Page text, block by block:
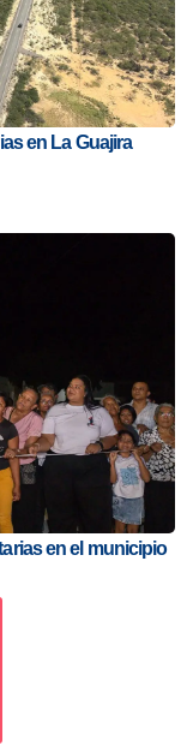
en La Guajira
en el municipio